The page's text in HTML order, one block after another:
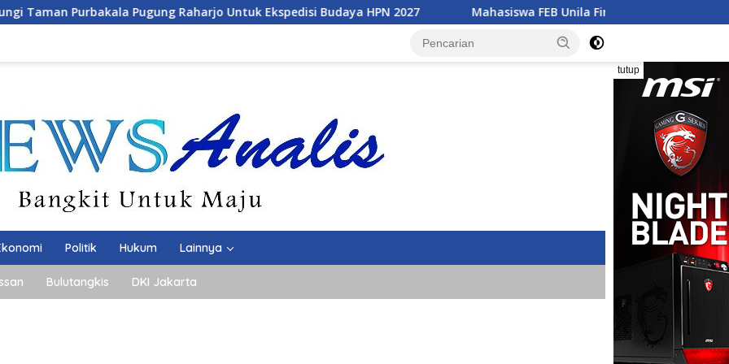
Pugung Raharjo Untuk Ekspedisi Budaya HPN 2027 Mahasiswa FEB Unila Finalis Pilmapres Tingkat Nasional
tutup
Politik Hukum Lainnya
Bulutangkis DKI Jakarta